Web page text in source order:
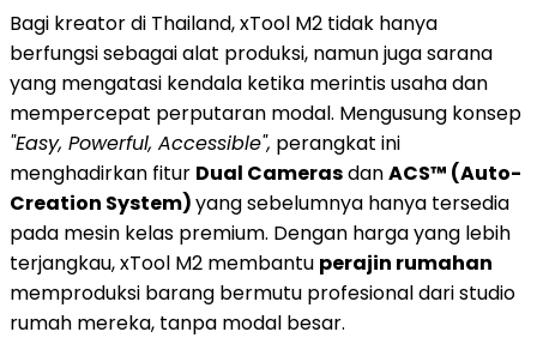
Bagi kreator di Thailand, xTool M2 tidak hanya
berfungsi sebagai alat produksi, namun juga sarana
yang mengatasi kendala ketika merintis usaha dan
mempercepat perputaran modal. Mengusung konsep
"Easy, Powerful, Accessible", perangkat ini
menghadirkan fitur Dual CamerasdanACS™ (Auto-
Creation System)yang sebelumnya hanya tersedia
pada mesin kelas premium. Dengan harga yang lebih
terjangkau, xTool M2 membantu perajin rumahan
memproduksi barang bermutu profesional dari studio
rumah mereka, tanpa modal besar.